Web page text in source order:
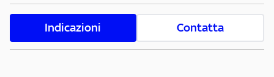
Indicazioni Contatta